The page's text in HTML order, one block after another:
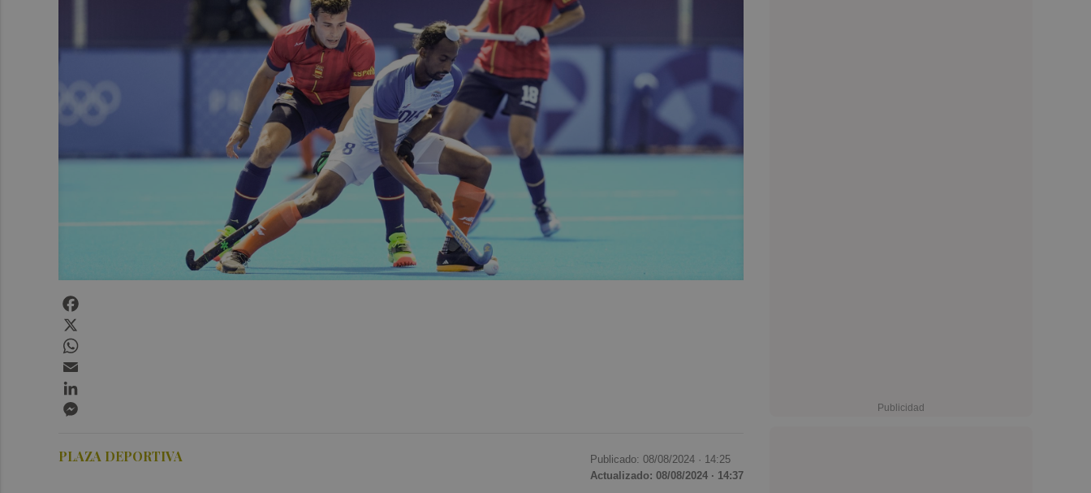
PLAZA DEPORTIVA Publicado: 08/08/2024 · 14:25
Actualizado: 08/08/2024 · 14:37